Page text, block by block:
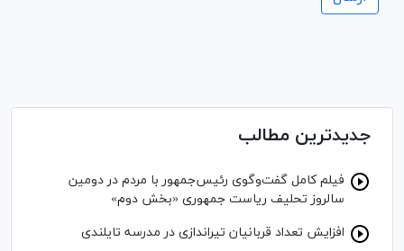
جدیدترین مطالب
فیلم کامل گفت‌وگوی رئیس‌جمهور با مردم در دومین
سالروز تحلیف ریاست جمهوری «بخش دوم»
افزایش تعداد قربانیان تیراندازی در مدرسه تایلندی